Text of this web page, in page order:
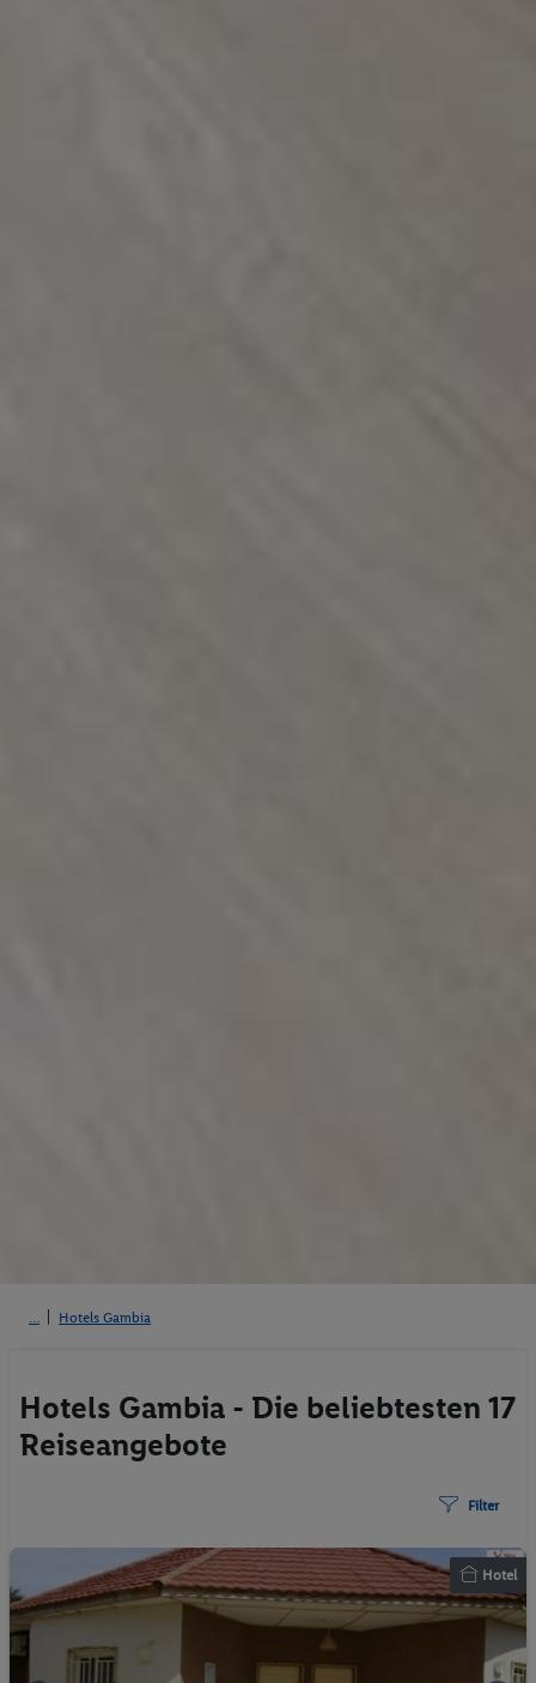
Hotels Gambia
Hotels Gambia - Die beliebtesten 17
Reiseangebote
Filter
Hotel